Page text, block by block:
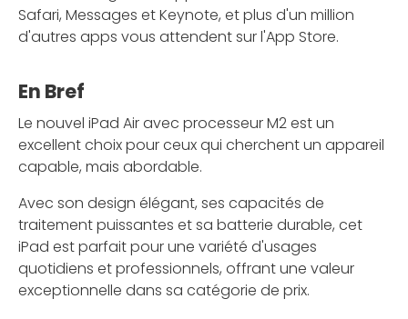
Safari, Messages et Keynote, et plus d'un million
d'autres apps vous attendent sur l'App Store.
En Bref
Le nouvel iPad Air avec processeur M2 est un
excellent choix pour ceux qui cherchent un appareil
capable, mais abordable.
Avec son design élégant, ses capacités de
traitement puissantes et sa batterie durable, cet
iPad est parfait pour une variété d'usages
quotidiens et professionnels, offrant une valeur
exceptionnelle dans sa catégorie de prix.